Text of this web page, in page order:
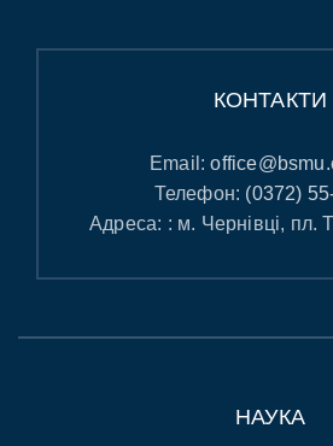
КОНТАКТИ
Email:
Телефон: (0372)
Адреса: : м. Чернівці, пл.
НАУКА